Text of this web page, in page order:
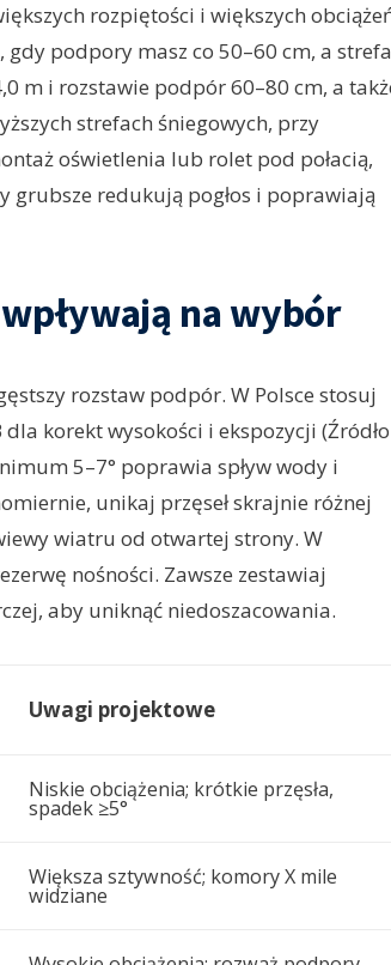
rozpiętości i większych
gdy podpory masz co 50–60 cm, a strefa
m i rozstawie podpór 60–80 cm, a
strefach śniegowych, przy
oświetlenia lub rolet pod połacią,
grubsze redukują pogłos i poprawiają
na wybór
rozstaw podpór. W Polsce stosuj
korekt wysokości i ekspozycji
5–7° poprawia spływ wody i
unikaj przęseł skrajnie różnej
wiatru od otwartej strony. W
nośności. Zawsze zestawiaj
aby uniknąć niedoszacowania.
Uwagi projektowe
Niskie obciążenia; krótkie przęsła,
spadek ≥5°
Większa sztywność; komory X mile
widziane